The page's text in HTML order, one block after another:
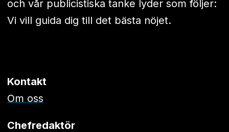
och vår publicistiska tanke lyder som följer:
Vi vill guida dig till det bästa nöjet.
Kontakt
Om oss
Chefredaktör